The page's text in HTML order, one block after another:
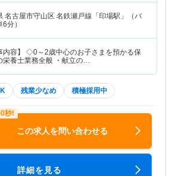
名古屋市守山区 名鉄瀬戸線「印場駅」（バ
分）
内容】 ◇0～2歳中心のお子さまを預かる保
栄養士業務全般 ・献立の…
残業少なめ 積極採用中
この求人を問い合わせる
詳細を見る